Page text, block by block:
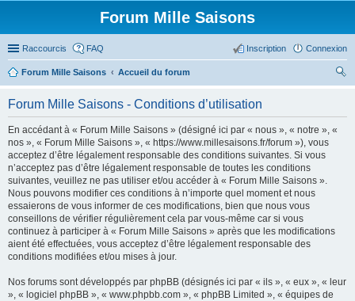
Forum Mille Saisons
Raccourcis FAQ Connexion
Inscription
Forum Mille Saisons
Accueil du forum
Forum Mille Saisons - Conditions d’utilisation
En accédant à « Forum Mille Saisons » (désigné ici par « nous », « notre », «
nos », « Forum Mille Saisons », « https://www.millesaisons.fr/forum »), vous
acceptez d’être légalement responsable des conditions suivantes. Si vous
n’acceptez pas d’être légalement responsable de toutes les conditions
suivantes, veuillez ne pas utiliser et/ou accéder à « Forum Mille Saisons ».
Nous pouvons modifier ces conditions à n’importe quel moment et nous
essaierons de vous informer de ces modifications, bien que nous vous
conseillons de vérifier régulièrement cela par vous-même car si vous
continuez à participer à « Forum Mille Saisons » après que les modifications
aient été effectuées, vous acceptez d’être légalement responsable des
conditions modifiées et/ou mises à jour.
Nos forums sont développés par phpBB (désignés ici par « ils », « eux », « leur
», « logiciel phpBB », « www.phpbb.com », « phpBB Limited », « équipes de